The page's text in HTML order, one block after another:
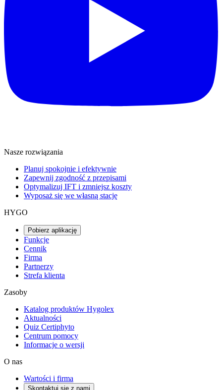
Nasze rozwiązania
Planuj spokojnie i efektywnie
Zapewnij zgodność z przepisami
Optymalizuj IFT i zmniejsz koszty
Wyposaż się we własną stację
HYGO
Pobierz aplikację
Funkcje
Cennik
Firma
Partnerzy
Strefa klienta
Zasoby
Katalog produktów Hygolex
Aktualności
Quiz Certiphyto
Centrum pomocy
Informacje o wersji
O nas
Wartości i firma
Skontaktuj się z nami